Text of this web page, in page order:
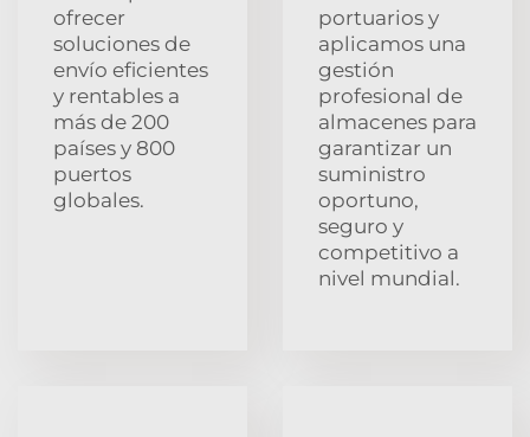
ofrecer
soluciones de
envío eficientes
y rentables a
más de 200
países y 800
puertos
globales.
portuarios y
aplicamos una
gestión
profesional de
almacenes para
garantizar un
suministro
oportuno,
seguro y
competitivo a
nivel mundial.